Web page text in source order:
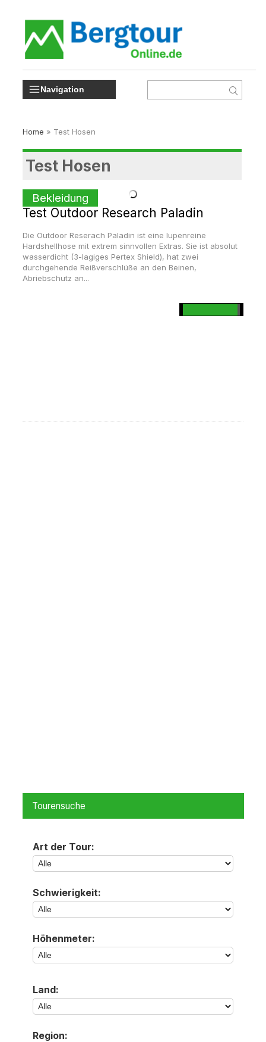
Navigation
Home » Test Hosen
Test Hosen
Bekleidung
Test Outdoor Research Paladin
Die Outdoor Reserach Paladin ist eine lupenreine
Hardshellhose mit extrem sinnvollen Extras. Sie ist absolut
wasserdicht (3-lagiges Pertex Shield), hat zwei
durchgehende Reißverschlüße an den Beinen,
Abriebschutz an...
Tourensuche
Art der Tour:
Schwierigkeit:
Höhenmeter:
Land:
Region: